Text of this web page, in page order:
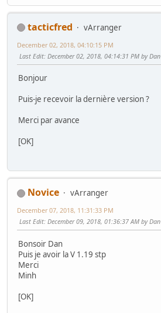
tacticfred
vArranger
December 02, 2018, 04:10:15 PM
Last Edit: December 02, 2018, 04:14:31 PM by Dan
Bonjour
Puis-je recevoir la dernière version ?
Merci par avance
[OK]
Novice
vArranger
December 07, 2018, 11:31:33 PM
Last Edit: December 09, 2018, 01:36:37 AM by Dan
Bonsoir Dan
Puis je avoir la V 1.19 stp
Merci
Minh
[OK]